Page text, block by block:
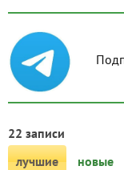
22 записи
лучшие
новые